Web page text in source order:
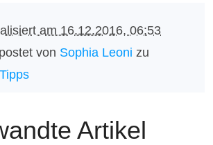
am 16.12.2016, 06:53
von Sophia Leoni zu
Artikel